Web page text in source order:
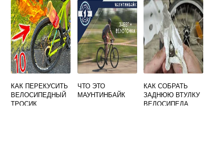
РОССИИ
КАК ПЕРЕКУСИТЬ
ВЕЛОСИПЕДНЫЙ
ТРОСИК
ЧТО ЭТО
МАУНТИНБАЙК
КАК СОБРАТЬ
ЗАДНЮЮ ВТУЛКУ
ВЕЛОСИПЕДА